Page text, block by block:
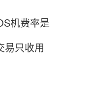
机费率是
易只收用